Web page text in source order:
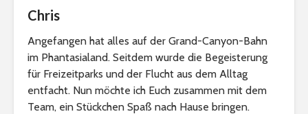
Chris
Angefangen hat alles auf der Grand-Canyon-Bahn
im Phantasialand. Seitdem wurde die Begeisterung
für Freizeitparks und der Flucht aus dem Alltag
entfacht. Nun möchte ich Euch zusammen mit dem
Team, ein Stückchen Spaß nach Hause bringen.